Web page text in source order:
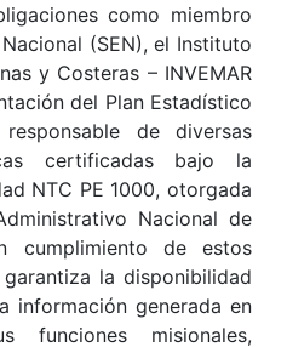
como miembro
(SEN), el Instituto
y Costeras – INVEMAR
del Plan Estadístico
de diversas
certificadas bajo la
NTC PE 1000, otorgada
Nacional de
cumplimiento de estos
garantiza la disponibilidad
información generada en
misionales,